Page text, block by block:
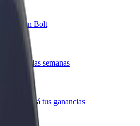
con Bolt
todas las semanas
y maximizá tus ganancias